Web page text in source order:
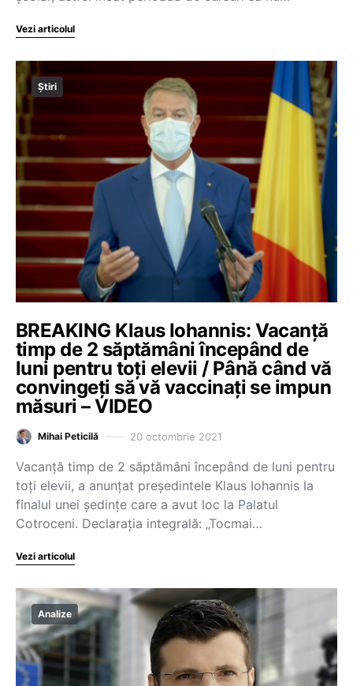
Vezi articolul
Știri
BREAKING Klaus Iohannis: Vacanță
timp de 2 săptămâni începând de
luni pentru toți elevii / Până când vă
convingeți să vă vaccinați se impun
măsuri – VIDEO
Mihai Peticilă 20 octombrie 2021
Vacanță timp de 2 săptămâni începând de luni pentru
toți elevii, a anunțat președintele Klaus Iohannis la
finalul unei ședințe care a avut loc la Palatul
Cotroceni. Declarația integrală: „Tocmai…
Vezi articolul
Analize